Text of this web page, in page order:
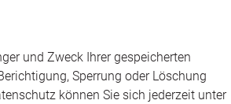
und Zweck Ihrer gespeicherten
Sperrung oder Löschung
können Sie sich jederzeit unter